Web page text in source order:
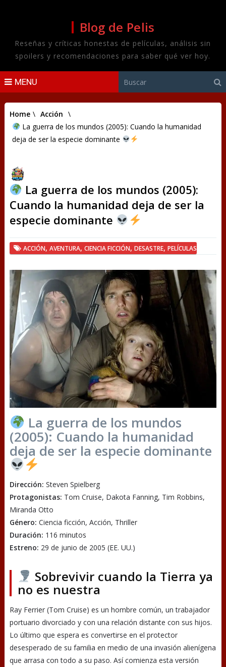
Blog de Pelis
Reseñas y críticas honestas de películas, análisis sin
spoilers y recomendaciones para saber qué ver hoy.
MENU
Home \ Acción \
La guerra de los mundos (2005): Cuando la humanidad
deja de ser la especie dominante
La guerra de los mundos (2005):
Cuando la humanidad deja de ser la
especie dominante
ACCIÓN, AVENTURA, CIENCIA FICCIÓN, DESASTRE, PELÍCULAS
La guerra de los mundos
(2005): Cuando la humanidad
deja de ser la especie dominante
Dirección: Steven Spielberg
Protagonistas: Tom Cruise, Dakota Fanning, Tim Robbins,
Miranda Otto
Género: Ciencia ficción, Acción, Thriller
Duración: 116 minutos
Estreno: 29 de junio de 2005 (EE. UU.)
Sobrevivir cuando la Tierra ya
no es nuestra
Ray Ferrier (Tom Cruise) es un hombre común, un trabajador
portuario divorciado y con una relación distante con sus hijos.
Lo último que espera es convertirse en el protector
desesperado de su familia en medio de una invasión alienígena
que arrasa con todo a su paso. Así comienza esta versión